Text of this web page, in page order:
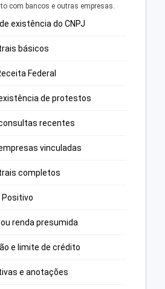
com bancos e outras empresas.
existência do CNPJ
básicos
Federal
de protestos
recentes
vinculadas
completos
Positivo
renda presumida
e limite de crédito
e anotações